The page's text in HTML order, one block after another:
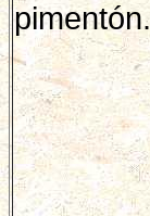
pimentón.